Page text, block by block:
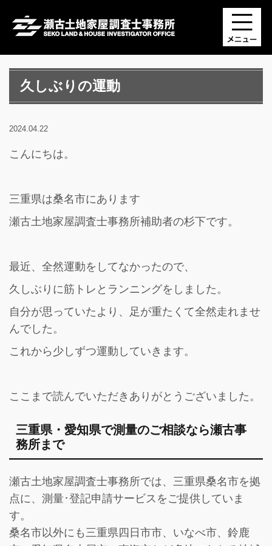
久しぶりの運動
2024.04.22
こんにちは。
三重県は桑名市にあります
瀬古土地家屋調査士事務所補助者の杉下です。
最近、全然運動をしてなかったので、
久しぶりに筋トレとランニングをしました。
自分が思っていたより、足が重たくて全然走れませ
んでした。
これから少しずつ運動していきます。
ここまで読んでいただきありがとうございました。
三重県・愛知県で測量のご相談なら瀬古事
務所まで
瀬古土地家屋調査士事務所では、三重県桑名市を拠
点に、測量･登記申請サービスをご提供していま
す。
桑名市以外にも三重県四日市市、いなべ市、鈴鹿